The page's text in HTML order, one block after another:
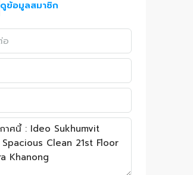
ดูข้อมูลสมาชิก